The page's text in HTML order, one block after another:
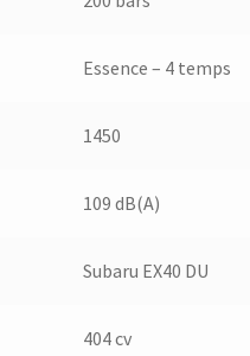
Essence – 4 temps
1450
109 dB(A)
Subaru EX40 DU
404 cv